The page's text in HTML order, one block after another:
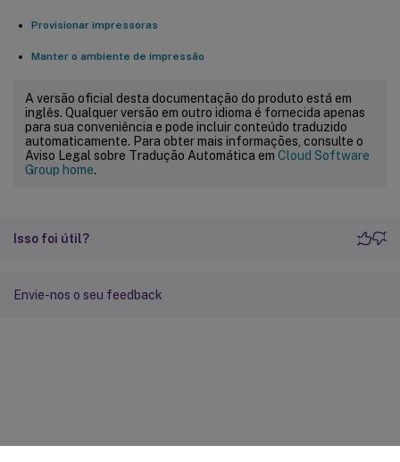
Provisionar impressoras
Manter o ambiente de impressão
A versão oficial desta documentação do produto está em
inglês. Qualquer versão em outro idioma é fornecida apenas
para sua conveniência e pode incluir conteúdo traduzido
automaticamente. Para obter mais informações, consulte o
Aviso Legal sobre Tradução Automática em Cloud Software
Group home.
Isso foi útil?
Envie-nos o seu feedback